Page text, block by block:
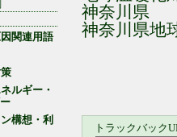
神奈川県
神奈川県地
トラックバック
関連用語
ルギー・
構想・利